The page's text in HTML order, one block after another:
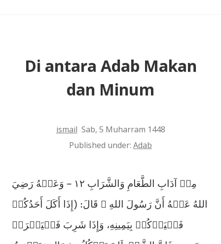
Di antara Adab Makan
dan Minum
ismail Sab, 5 Muharram 1448
Published under: Adab
مِنۡ آدَابِ الطَّعَامِ وَالشَّرَابِ ١٢ – وَعَنۡهُ رَضِيَ
اللهُ عَنۡهُ أَنَّ رَسُولَ اللهِ ﷺ قَالَ: (إِذَا أَكَلَ أَحَدُكُمۡ
فَلۡيَأۡكُلۡ بِيَمِينِهِ، وَإِذَا شَرِبَ فَلۡيَشۡرَبۡ